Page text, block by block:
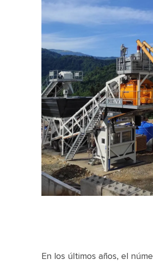
En los últimos años, el